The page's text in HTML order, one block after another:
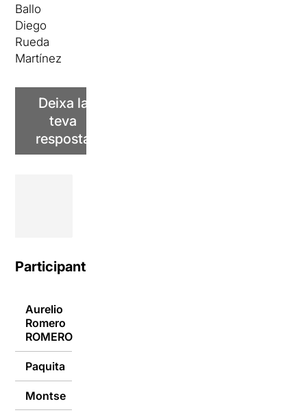
Ballo
Diego
Rueda
Martínez
Deixa la
teva
resposta
Participants
Aurelio
Romero
ROMERO
Paquita
Montse